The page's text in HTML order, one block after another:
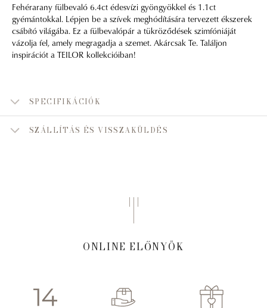
Fehérarany fülbevaló 6.4ct édesvízi gyöngyökkel és 1.1ct
gyémántokkal. Lépjen be a szívek meghódítására tervezett ékszerek
csábító világába. Ez a fülbevalópár a tükröződések szimfóniáját
vázolja fel, amely megragadja a szemet. Akárcsak Te. Találjon
inspirációt a TEILOR kollekcióiban!
SPECIFIKÁCIÓK
SZÁLLÍTÁS ÉS VISSZAKÜLDÉS
ONLINE ELŐNYÖK